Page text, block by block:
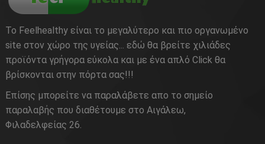
Το Feelhealthy είναι το μεγαλύτερο και πιο οργανωμένο
site στον χώρο της υγείας... εδώ θα βρείτε χιλιάδες
προϊόντα γρήγορα εύκολα και με ένα απλό Click θα
βρίσκονται στην πόρτα σας!!!
Επίσης μπορείτε να παραλάβετε απο το σημείο
παραλαβής που διαθέτουμε στο Αιγάλεω,
Φιλαδελφείας 26.